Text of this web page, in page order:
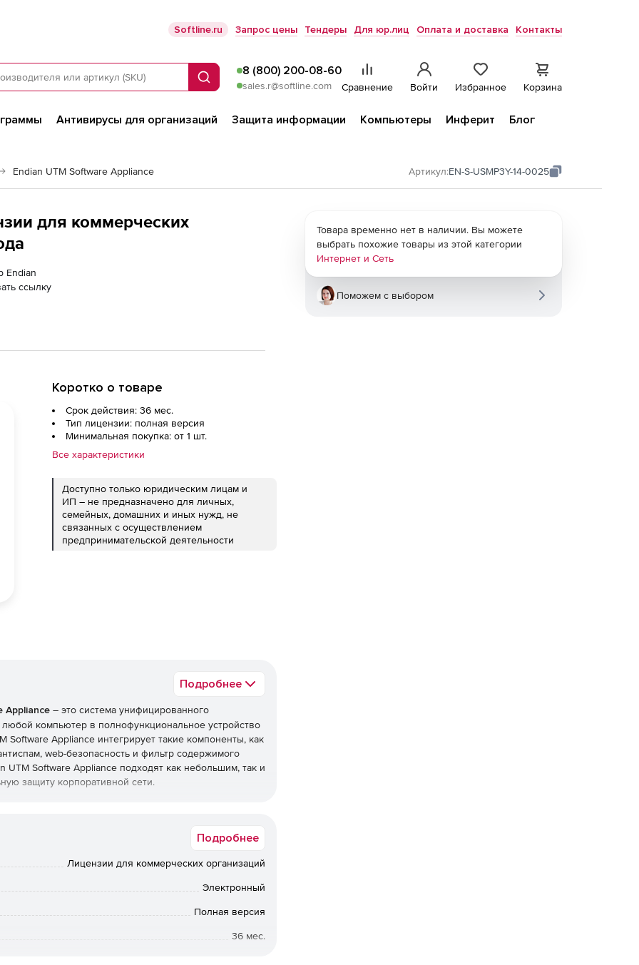
Softline.ru Запрос цены Тендеры Для юр.лиц Оплата и доставка Контакты
Поиск
8 (800) 200-08-60
sales.r@softline.com Сравнение Войти Избранное Корзина
Антивирусы для организаций Защита информации Компьютеры Инферит
Блог
Endian UTM Software Appliance Артикул:EN-S-USMP3Y-14-0025
для коммерческих
Endian
ссылку
Коротко о товаре
Срок действия: 36 мес.
Тип лицензии: полная версия
Минимальная покупка: от 1 шт.
Все характеристики
Доступно только юридическим лицам и
ИП – не предназначено для личных,
семейных, домашних и иных нужд, не
связанных с осуществлением
предпринимательской деятельности
Подробнее
Appliance – это система унифицированного
компьютер в полнофункциональное устройство
Software Appliance интегрирует такие компоненты, как
web-безопасность и фильтр содержимого
Software Appliance подходят как небольшим, так и
защиту корпоративной сети.
управления угрозами.
Подробнее
Лицензии для коммерческих организаций
Электронный
Полная версия
36 мес.
Товара временно нет в наличии. Вы можете
выбрать похожие товары из этой категории
Интернет и Сеть
Поможем с выбором